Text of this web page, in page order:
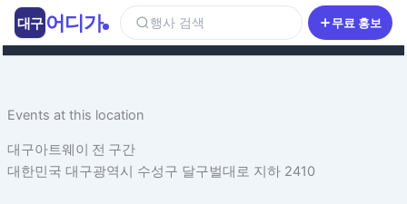
츠
너Events at this location
대구아트웨이 전 구간
대한민국 대구광역시 수성구 달구벌대로 지하 2410
대구 어디가 행사 검색 무료 홍보